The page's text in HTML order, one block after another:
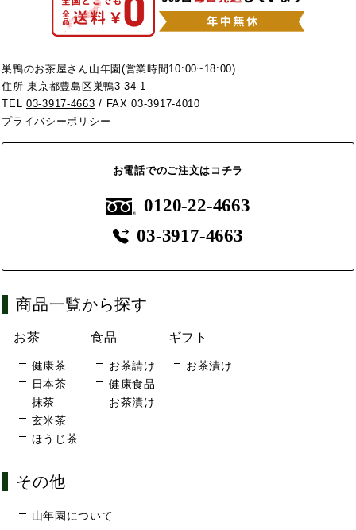
巣鴨のお茶屋さん山年園(営業時間10:00~18:00)
住所 東京都豊島区巣鴨3-34-1
TEL03-3917-4663 / FAX 03-3917-4010
プライバシーポリシー
お電話でのご注文はコチラ
0120-22-4663
03-3917-4663
商品一覧から探す
お茶
健康茶
日本茶
抹茶
玄米茶
ほうじ茶
食品
お茶請け
健康食品
お茶漬け
ギフト
お茶漬け
その他
山年園について